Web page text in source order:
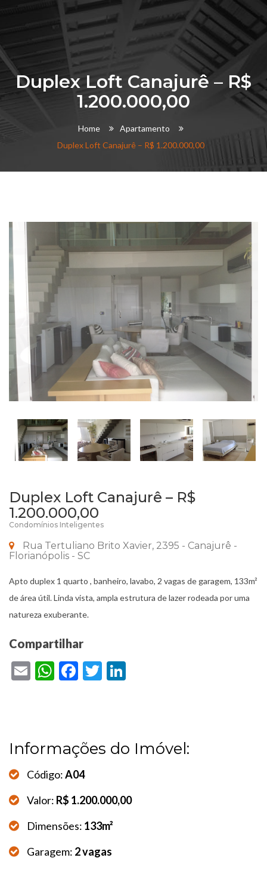
Duplex Loft Canajurê – R$
1.200.000,00
Home
Apartamento
Duplex Loft Canajurê – R$ 1.200.000,00
Duplex Loft Canajurê – R$
1.200.000,00
Condomínios Inteligentes
Rua Tertuliano Brito Xavier, 2395 - Canajurê -
Florianópolis - SC
Apto duplex 1 quarto , banheiro, lavabo, 2 vagas de garagem, 133m²
de área útil. Linda vista, ampla estrutura de lazer rodeada por uma
natureza exuberante.
Compartilhar
EmailWhatsApp
Facebook
Twitter
Informações do Imóvel:
Código:A04
Valor: R$ 1.200.000,00
Dimensões: 133m²
Garagem: 2 vagas